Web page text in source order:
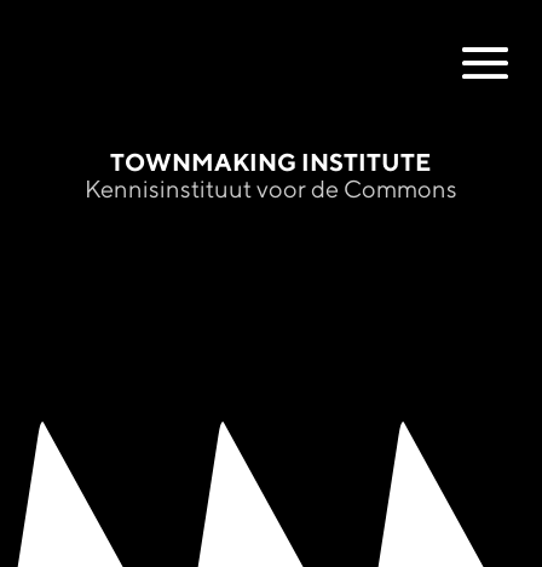
TOWNMAKING INSTITUTE
Kennisinstituut voor de Commons